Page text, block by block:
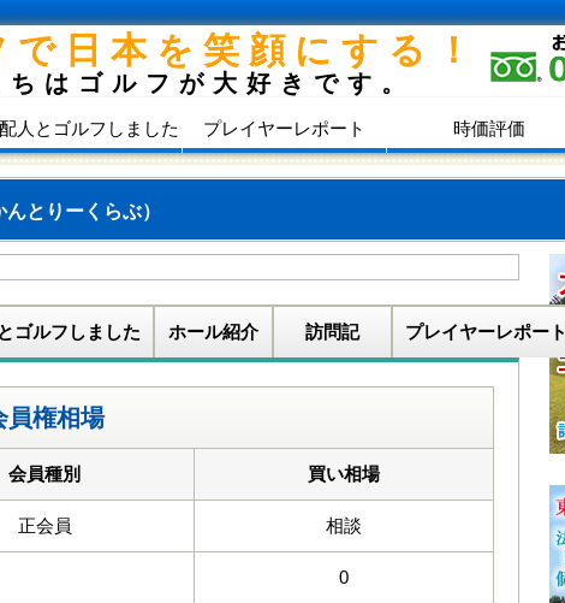
で日本を笑顔にする！
ちはゴルフが大好きです。
人とゴルフしました プレイヤーレポート 時価評価
んとりーくらぶ）
ゴルフしました ホール紹介 訪問記 プレイヤーレポート
員権相場
会員種別 買い相場
正会員 相談
0